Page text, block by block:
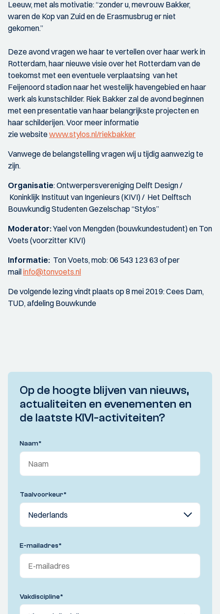
Leeuw, met als motivatie: “zonder u, mevrouw Bakker,
waren de Kop van Zuid en de Erasmusbrug er niet
gekomen.”
Deze avond vragen we haar te vertellen over haar werk in
Rotterdam, haar nieuwe visie over het Rotterdam van de
toekomst met een eventuele verplaatsing van het
Feijenoord stadion naar het westelijk havengebied en haar
werk als kunstschilder. Riek Bakker zal de avond beginnen
met een presentatie van haar belangrijkste projecten en
haar schilderijen. Voor meer informatie
zie websitewww.stylos.nl/riekbakker
Vanwege de belangstelling vragen wij u tijdig aanwezig te
zijn.
Organisatie: Ontwerpersvereniging Delft Design /
Koninklijk Instituut van Ingenieurs (KIVI) / Het Delftsch
Bouwkundig Studenten Gezelschap “Stylos”
Moderator:Yael von Mengden (bouwkundestudent) en Ton
Voets (voorzitter KIVI)
Informatie: Ton Voets, mob: 06 543 123 63 of per
mailinfo@tonvoets.nl
De volgende lezing vindt plaats op 8 mei 2019: Cees Dam,
TUD, afdeling Bouwkunde
Op de hoogte blijven van nieuws,
actualiteiten en evenementen en
de laatste KIVI-activiteiten?
Naam*
Taalvoorkeur*
E-mailadres*
Vakdiscipline*